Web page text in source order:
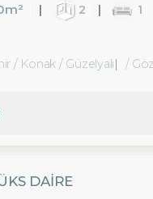
2
1
/ Konak / Güzelyalı /
DAİRE